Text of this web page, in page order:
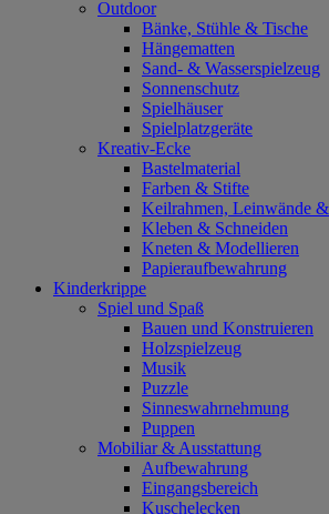
Outdoor
Bänke, Stühle & Tische
Hängematten
Sand- & Wasserspielzeug
Sonnenschutz
Spielhäuser
Spielplatzgeräte
Kreativ-Ecke
Bastelmaterial
Farben & Stifte
Keilrahmen, Leinwände
Kleben & Schneiden
Kneten & Modellieren
Papieraufbewahrung
Kinderkrippe
Spiel und Spaß
Bauen und Konstruieren
Holzspielzeug
Musik
Puzzle
Sinneswahrnehmung
Puppen
Mobiliar & Ausstattung
Aufbewahrung
Eingangsbereich
Kuschelecken